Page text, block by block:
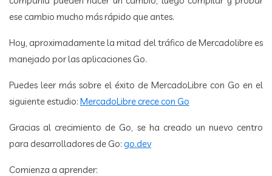
ese cambio mucho más rápido que antes.
Hoy, aproximadamente la mitad del tráfico de Mercadolibre es
manejado por las aplicaciones Go.
Puedes leer más sobre el éxito de MercadoLibre con Go en el
siguiente estudio: MercadoLibre crece con Go
Gracias al crecimiento de Go, se ha creado un nuevo centro
para desarrolladores de Go: go.dev
Comienza a aprender: